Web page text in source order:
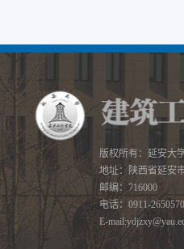
建筑工程学院
建筑工程学院
建筑工程学院
版权所有：延安大
地址：陕西省延安
邮编：716000
电话：0911-2650570
E-